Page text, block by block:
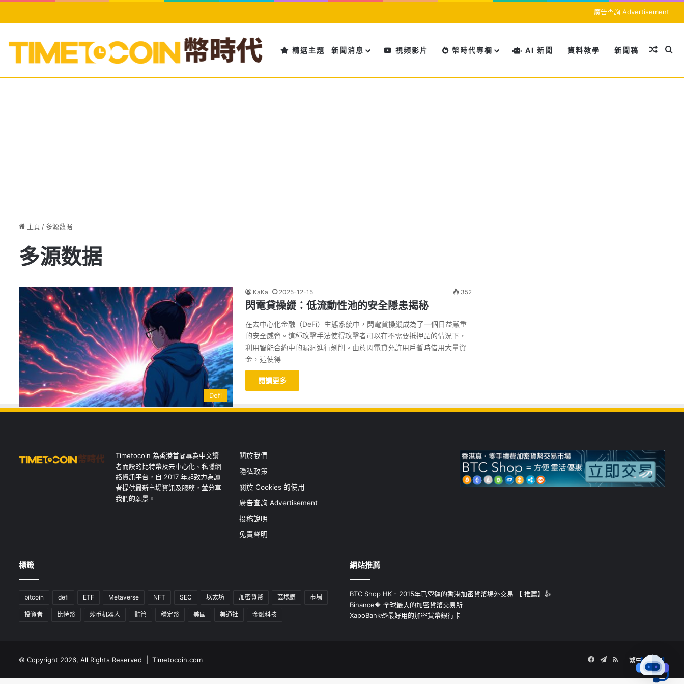
廣告查詢 Advertisement
精選主題 新聞消息 視頻影片 幣時代專欄 AI 新聞 資料教學 新聞稿 隨機文
搜
主頁 / 多源数据
多源数据
Defi
KaKa 2025-12-15 352
閃電貸操縱：低流動性池的安全隱患揭秘
在去中心化金融（DeFi）生態系統中，閃電貸操縱成為了一個日益嚴重
的安全威脅。這種攻擊手法使得攻擊者可以在不需要抵押品的情況下，
利用智能合約中的漏洞進行剝削。由於閃電貸允許用戶暫時借用大量資
金，這使得
閱讀更多
Timetocoin 為香港首間專為中文讀
者而設的比特幣及去中心化、私隱網
絡資訊平台，自 2017 年起致力為讀
者提供最新市場資訊及服務，並分享
我們的願景。
關於我們
隱私政策
關於 Cookies 的使用
廣告查詢 Advertisement
投稿說明
免責聲明
標籤
bitcoin defi ETF Metaverse NFT SEC 以太坊 加密貨幣 區塊鏈 市場
投資者 比特幣 炒币机器人 監管 穩定幣 美國 美通社 金融科技
網站推薦
BTC Shop HK - 2015年已營運的香港加密貨幣埸外交易 【 推薦】👍
Binance🔶 全球最大的加密貨幣交易所
XapoBank💳最好用的加密貨幣銀行卡
© Copyright 2026, All Rights Reserved | Timetocoin.com 繁中 簡中
Facebook
Telegram
RSS